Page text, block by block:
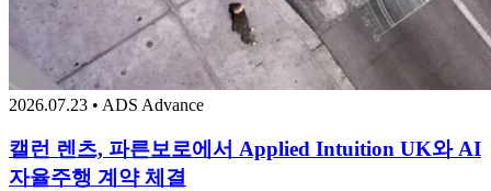
2026.07.23 • ADS Advance
캘런 렌츠, 파른보로에서 Applied Intuition UK와 AI
자율주행 계약 체결